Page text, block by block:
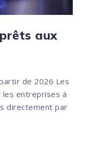
aux
de 2026 Les
entreprises à
directement par